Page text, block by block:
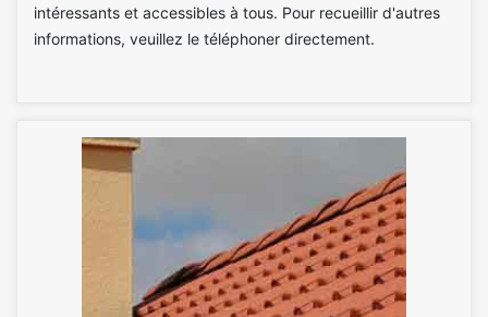
intéressants et accessibles à tous. Pour recueillir d'autres
informations, veuillez le téléphoner directement.